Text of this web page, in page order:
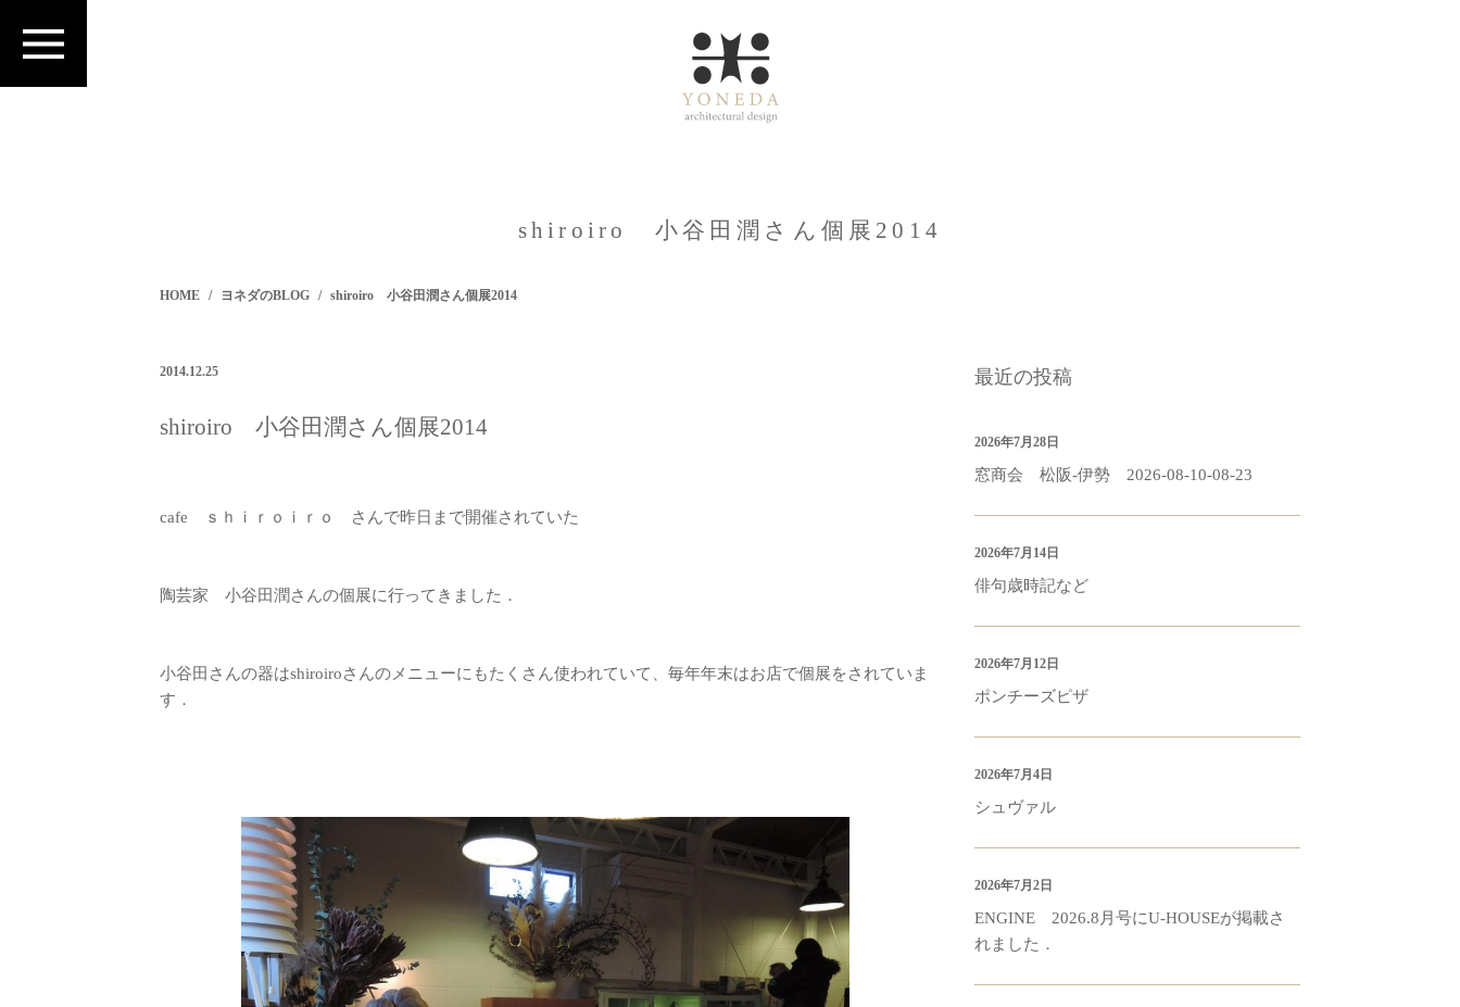
HOME ヨネダのBLOG shiroiro 小谷田潤さん個展2014
shiroiro 小谷田潤さん個展2014
2014.12.25
shiroiro 小谷田潤さん個展2014
cafe ｓｈｉｒｏｉｒｏ さんで昨日まで開催されていた
陶芸家 小谷田潤さんの個展に行ってきました．
小谷田さんの器はshiroiroさんのメニューにもたくさん使われていて、毎年年末はお店で個展をされていま
す．
最近の投稿
窓商会 松阪-伊勢 2026-08-10-08-23
2026年7月28日
俳句歳時記など
2026年7月14日
ポンチーズピザ
2026年7月12日
シュヴァル
2026年7月4日
ENGINE 2026.8月号にU-HOUSEが掲載さ
れました．
2026年7月2日